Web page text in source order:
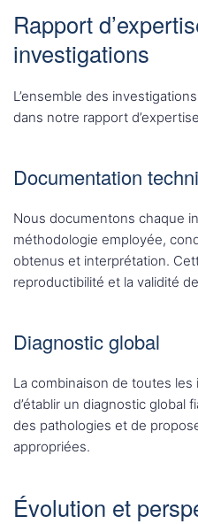
Rapport
investigations
L’ensemble des
dans notre rapport
Documentation
Nous documentons chaque
méthodologie employée,
obtenus et interprétation.
reproductibilité et la validité
Diagnostic global
La combinaison de toutes
d’établir un diagnostic global
des pathologies et de
appropriées.
Évolution et